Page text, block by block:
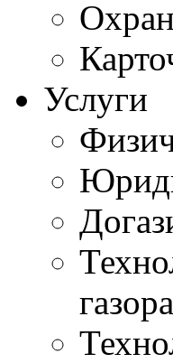
Услуги